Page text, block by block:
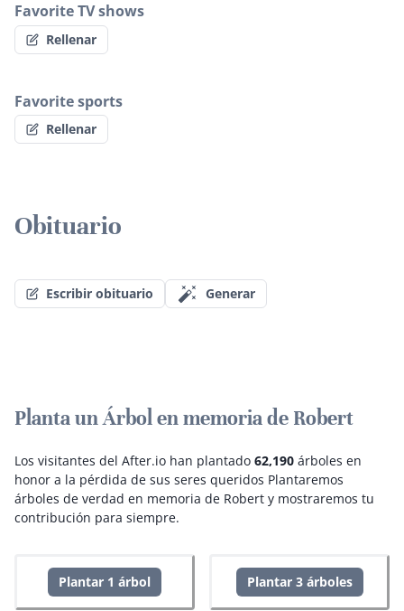
Favorite TV shows
Rellenar
Favorite sports
Rellenar
Obituario
Escribir obituario Generar
Planta un Árbol en memoria de Robert
Los visitantes del After.io han plantado 62,190 árboles en
honor a la pérdida de sus seres queridos Plantaremos
árboles de verdad en memoria de Robert y mostraremos tu
contribución para siempre.
Plantar 1 árbol Plantar 3 árboles